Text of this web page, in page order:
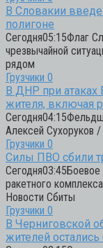
В Словакии
полигоне
Сегодня05:15Флаг
чрезвычайной
рядом
Грузчики 0
В ДНР при атаках
жителя, включая
Алексей Сухоруков
Грузчики 0
Силы ПВО сбили
Сегодня03:45Боевое
ракетного
Новости Сбиты
Грузчики 0
В Черниговской
жителей